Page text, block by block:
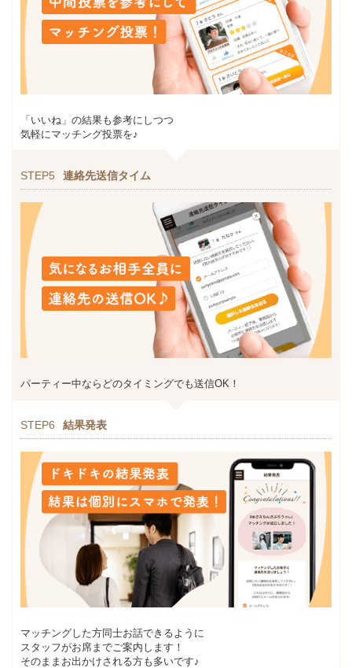
「いいね」の結果も参考にしつつ
気軽にマッチング投票を♪
STEP5 連絡先送信タイム
パーティー中ならどのタイミングでも送信OK！
STEP6 結果発表
マッチングした方同士お話できるように
スタッフがお席までご案内します！
そのままお出かけされる方も多いです♪